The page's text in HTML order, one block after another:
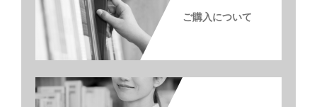
ご購入について